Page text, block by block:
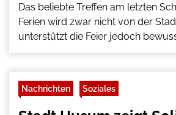
Das beliebte Treffen am letzten
Ferien wird zwar nicht von der
unterstützt die Feier jedoch
Nachrichten Soziales